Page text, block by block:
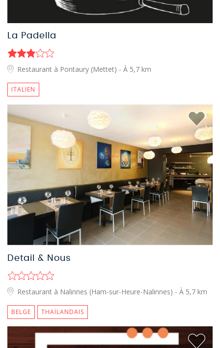
La Padella
Restaurant à Pontaury (Mettet) - À 5,7 km
ITALIEN
Detail & Nous
Restaurant à Nalinnes (Ham-sur-Heure-Nalinnes) - À 5,7 km
BELGE THAÏLANDAIS